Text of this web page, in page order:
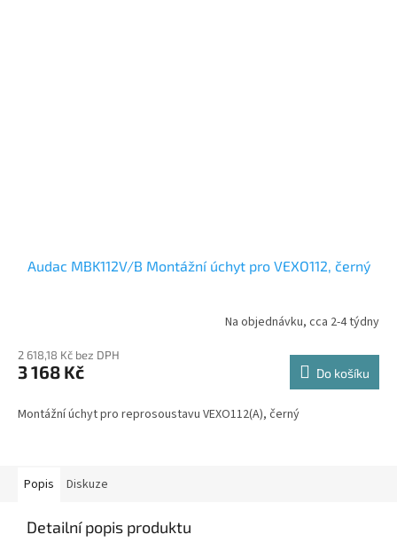
Audac MBK112V/B Montážní úchyt pro VEXO112, černý
Na objednávku, cca 2-4 týdny
2 618,18 Kč bez DPH
3 168 Kč Do košíku
Montážní úchyt pro reprosoustavu VEXO112(A), černý
Popis Diskuze
Detailní popis produktu